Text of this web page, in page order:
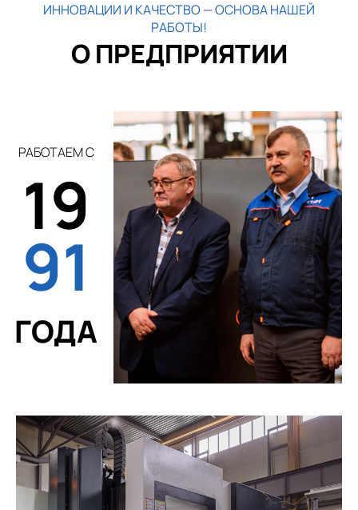
ИННОВАЦИИ И КАЧЕСТВО — ОСНОВА НАШЕЙ
РАБОТЫ!
О ПРЕДПРИЯТИИ
РАБОТАЕМ С
19
91
ГОДА